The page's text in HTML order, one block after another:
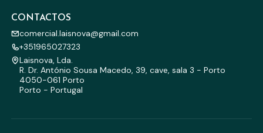
CONTACTOS
comercial.laisnova@gmail.com
+351965027323
Laisnova, Lda.
R. Dr. António Sousa Macedo, 39, cave, sala 3 - Porto
4050-061 Porto
Porto - Portugal